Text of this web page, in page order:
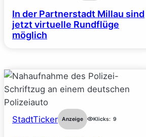
In der Partnerstadt Millau sind
jetzt virtuelle Rundflüge
möglich
StadtTicker Anzeige Klicks: 9